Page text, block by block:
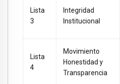
Lista
3
Integridad
Institucional
Lista
4
Movimiento
Honestidad y
Transparencia